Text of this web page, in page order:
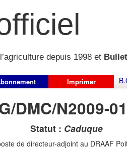
depuis 1998 et
Imprimer
DMC/N2009-
Statut : Caduque
de directeur-adjoint au DRAAF